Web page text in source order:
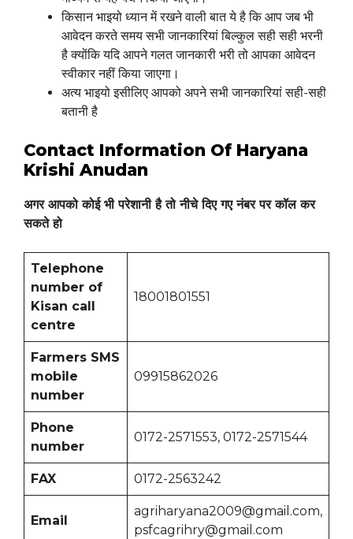
किसान भाइयो ध्यान में रखने वाली बात ये है कि आप जब भी
आवेदन करते समय सभी जानकारियां बिल्कुल सही सही भरनी
है क्योंकि यदि आपने गलत जानकारी भरी तो आपका आवेदन
स्वीकार नहीं किया जाएगा।
अत्य भाइयो इसीलिए आपको अपने सभी जानकारियां सही-सही
बतानी है
Contact Information Of Haryana
Krishi Anudan
अगर आपको कोई भी परेशानी है तो नीचे दिए गए नंबर पर कॉल कर
सकते हो
Telephone
number of
Kisan call
centre
18001801551
Farmers SMS
mobile
number
09915862026
Phone
number
0172-2571553, 0172-2571544
FAX 0172-2563242
Email
agriharyana2009@gmail.com,
psfcagrihry@gmail.com